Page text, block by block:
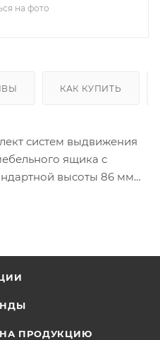
на фото
КАК КУПИТЬ
систем выдвижения
ящика с
высоты 86 мм
с прямыми
популярность.
ПРОДУКЦИЮ